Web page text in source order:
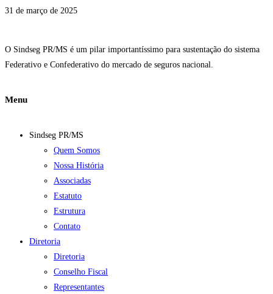
31 de março de 2025
O Sindseg PR/MS é um pilar importantíssimo para sustentação do sistema
Federativo e Confederativo do mercado de seguros nacional.
Menu
Sindseg PR/MS
Quem Somos
Nossa História
Associadas
Estatuto
Estrutura
Contato
Diretoria
Diretoria
Conselho Fiscal
Representantes